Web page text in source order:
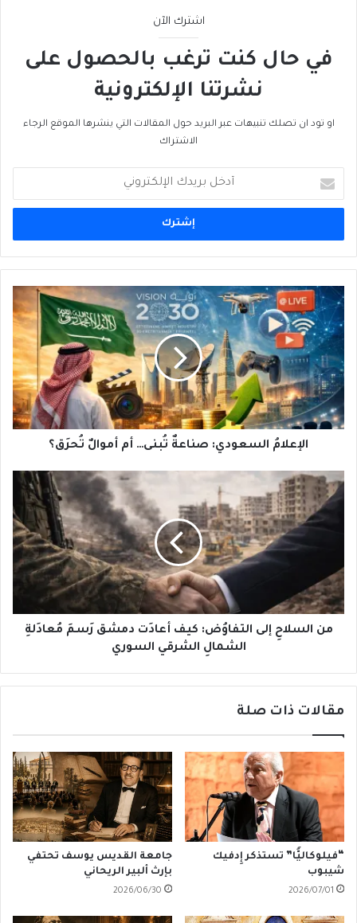
اشترك الآن
في حال كنت ترغب بالحصول على
نشرتنا الإلكترونية
او تود ان تصلك تنبيهات عبر البريد حول المقالات التي ينشرها الموقع الرجاء
الاشتراك
بريدك
الإلكتروني
الإعلامُ
السعودي:
صناعةٌ
تُبنى…
أم
أموالٌ
تُحرَق؟
الإعلامُ السعودي: صناعةٌ تُبنى… أم أموالٌ تُحرَق؟
من
السلاحِ
التفاوُض:
دمشق
رَسمَ
مُعادَلةِ
الشمالِ
من السلاحِ إلى التفاوُض: كيف أعادَت دمشق رَسمَ مُعادَلةِ
الشمالِ الشرقي السوري
مقالات ذات صلة
“فيلوكاليًّا” تستذكر إِدفيك
شيبوب
2026/07/01
جامعة القديس يوسف تحتفي
بإرث ألبير الريحاني
2026/06/30